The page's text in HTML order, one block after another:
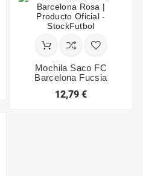
Mochila Saco FC
Barcelona Fucsia
12,79 €